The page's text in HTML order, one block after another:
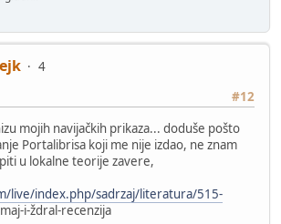
4
#12
mojih navijačkih prikaza... doduše pošto
Portalibrisa koji me nije izdao, ne znam
u lokalne teorije zavere,
live/index.php/sadrzaj/literatura/515-
i-ždral-recenzija